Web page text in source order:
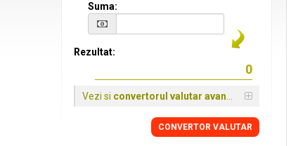
Suma:
Rezultat:
Vezi si convertorul valutar avansat
CONVERTOR VALUTAR